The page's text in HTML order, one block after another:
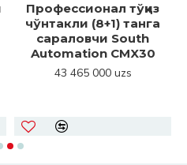
Профессионал тўққиз
чўнтакли (8+1) танга
сараловчи South
Automation CMX30
43 465 000 uzs